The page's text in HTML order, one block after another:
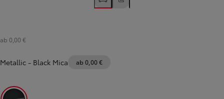
ab 0,00 €
Metallic - Black Mica ab 0,00 €